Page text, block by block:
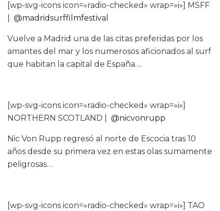
[wp-svg-icons icon=»radio-checked» wrap=»i»] MSFF
@madridsurffilmfestival
Vuelve a Madrid una de las citas preferidas por los
amantes del mar y los numerosos aficionados al surf
que habitan la capital de España….
[wp-svg-icons icon=»radio-checked» wrap=»i»]
NORTHERN SCOTLAND | @nicvonrupp
Nic Von Rupp regresó al norte de Escocia tras 10
años desde su primera vez en estas olas sumamente
peligrosas…
[wp-svg-icons icon=»radio-checked» wrap=»i»] TAO